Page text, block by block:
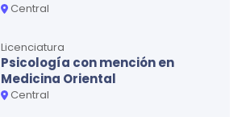
Central
Licenciatura
Psicología con mención en
Medicina Oriental
Central